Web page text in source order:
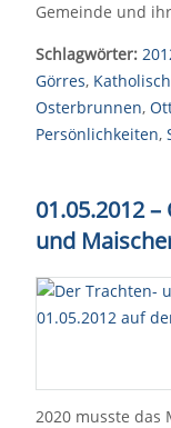
Gemeinde und
Schlagwörter:
Görres,
Osterbrunnen,
Persönlichkeiten,
01.05.2012
und
2020 musste das